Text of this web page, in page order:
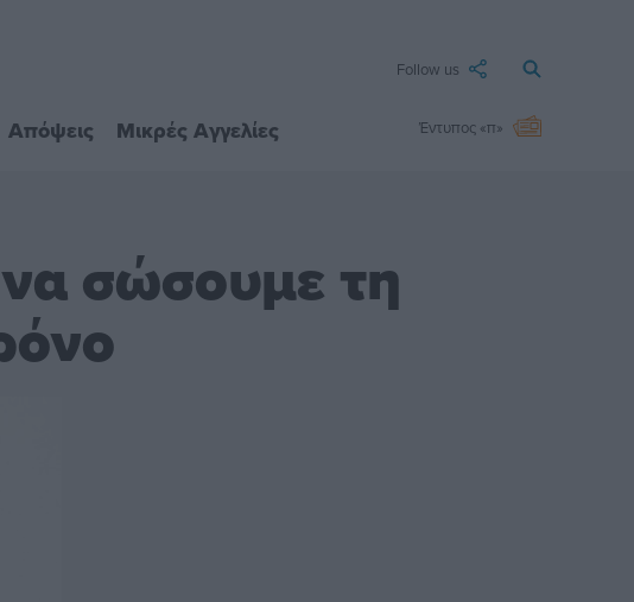
Follow us
Απόψεις Μικρές Αγγελίες Έντυπος «π»
σώσουμε τη